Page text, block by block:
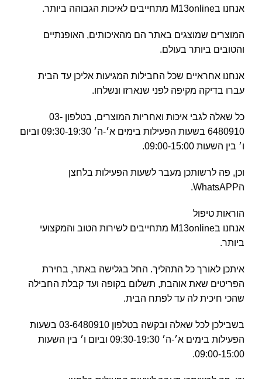
אנחנו בM13online מתחייבים לאיכות הגבוהה ביותר.
המוצרים שמוצגים באתר הם מהאיכותים, האופנתיים
והטובים ביותר בעולם.
אנחנו אחראיים שכל החבילות המגיעות אליכן עד הבית
עברו בדיקה מקיפה לפני שנארזו ונשלחו.
כל שאלה לגבי איכות ואחריות המוצרים, בטלפון 03-
6480910 בשעות הפעילות בימים א׳-ה׳ 09:30-19:30 וביום
ו׳ בין השעות 09:00-15:00.
וכן, פה לרשותכן מעבר לשעות הפעילות בלחצן
הWhatsAPP.
הוראות טיפול
אנחנו בM13online מתחייבים לשירות הטוב והמקצועי
ביותר.
איתכן לאורך כל התהליך. החל בגלישה באתר, בחירת
הפריטים שאת אוהבת, תשלום בקופה ועד קבלת החבילה
שהכי חיכית לה עד לפתח הבית.
בשבילכן לכל שאלה ובקשה בטלפון 03-6480910 בשעות
הפעילות בימים א׳-ה׳ 09:30-19:30 וביום ו׳ בין השעות
09:00-15:00.